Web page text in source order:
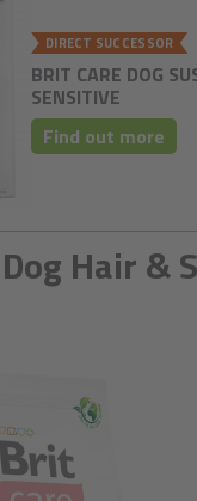
DIRECT SUCCESSOR
BRIT CARE DOG
SENSITIVE
Find out more
Hair &